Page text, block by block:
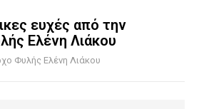
ευχές από την
Ελένη Λιάκου